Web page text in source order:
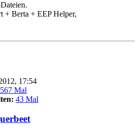
+ Berta + EEP Helper,
17:54
567 Mal
43 Mal